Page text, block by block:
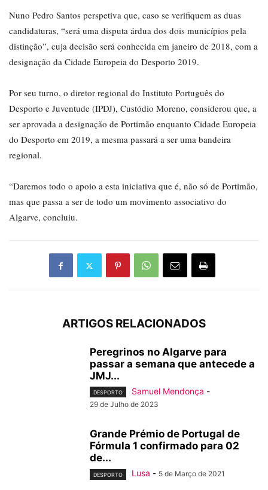
Nuno Pedro Santos perspetiva que, caso se verifiquem as duas
candidaturas, “será uma disputa árdua dos dois municípios pela
distinção”, cuja decisão será conhecida em janeiro de 2018, com a
designação da Cidade Europeia do Desporto 2019.
Por seu turno, o diretor regional do Instituto Português do
Desporto e Juventude (IPDJ), Custódio Moreno, considerou que, a
ser aprovada a designação de Portimão enquanto Cidade Europeia
do Desporto em 2019, a mesma passará a ser uma bandeira
regional.
“Daremos todo o apoio a esta iniciativa que é, não só de Portimão,
mas que passa a ser de todo um movimento associativo do
Algarve, concluiu.
ARTIGOS RELACIONADOS
Peregrinos no Algarve para
passar a semana que antecede a
JMJ...
DESPORTO Samuel Mendonça -
29 de Julho de 2023
Grande Prémio de Portugal de
Fórmula 1 confirmado para 02
de...
DESPORTO Lusa - 5 de Março de 2021